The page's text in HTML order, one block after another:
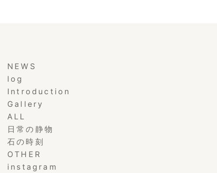
NEWS
log
Introduction
Gallery
ALL
日常の静物
石の時刻
OTHER
instagram